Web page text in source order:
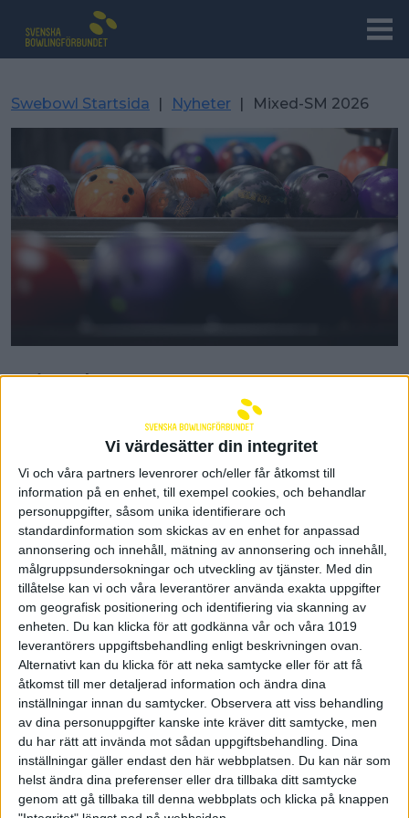
Vi värdesätter din integritet
Vi och våra partners levenrorer och/eller får åtkomst till
information på en enhet, till exempel cookies, och behandlar
personuppgifter, såsom unika identifierare och
standardinformation som skickas av en enhet for anpassad
annonsering och innehåll, mätning av annonsering och innehåll,
målgruppsundersokningar och utveckling av tjänster. Med din
tillåtelse kan vi och våra leverantörer använda exakta uppgifter
om geografisk positionering och identifiering via skanning av
enheten. Du kan klicka för att godkänna vår och våra 1019
leverantörers uppgiftsbehandling enligt beskrivningen ovan.
Alternativt kan du klicka för att neka samtycke eller för att få
åtkomst till mer detaljerad information och ändra dina
inställningar innan du samtycker. Observera att viss behandling
av dina personuppgifter kanske inte kräver ditt samtycke, men
du har rätt att invända mot sådan uppgiftsbehandling. Dina
inställningar gäller endast den här webbplatsen. Du kan när som
helst ändra dina preferenser eller dra tillbaka ditt samtycke
genom att gå tillbaka till denna webbplats och klicka på knappen
Swebowl Startsida | Nyheter | Mixed-SM 2026
Mixed-SM 2026
En nyhet för i år är Mixed-SM. Mästerskapet
spelas den 18 april-7 juni vid Rosenlund Bowling
i Jönköping. Anmälan öppnar den 8 april.
Formatet i mixed SM är 12 serier Scotch Double.
Spelarna turas om att slå vartannat slag. Paret med
högst total slagning är svenska mästare i mixed
2026. Anmälan till mixed-SM öppnar den 8 april.
Inbjudan kommer inom kort.
Passa på att kombinera mixed-SM med att spela
individuella SM vid RC Bowl i Jönköping. Kvalet i
individuella SM börjar den 4 april och pågår till den
17 maj. Anmälan till individuella SM öppnar den 25
mars.
03 mars 2026 15:05
Sponsorer och samarbetspartners